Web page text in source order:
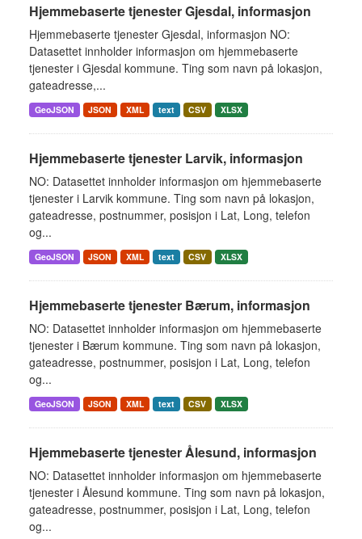
Hjemmebaserte tjenester Gjesdal, informasjon
Hjemmebaserte tjenester Gjesdal, informasjon NO:
Datasettet innholder informasjon om hjemmebaserte
tjenester i Gjesdal kommune. Ting som navn på lokasjon,
gateadresse,...
GeoJSON JSON XML text CSV XLSX
Hjemmebaserte tjenester Larvik, informasjon
NO: Datasettet innholder informasjon om hjemmebaserte
tjenester i Larvik kommune. Ting som navn på lokasjon,
gateadresse, postnummer, posisjon i Lat, Long, telefon
og...
GeoJSON JSON XML text CSV XLSX
Hjemmebaserte tjenester Bærum, informasjon
NO: Datasettet innholder informasjon om hjemmebaserte
tjenester i Bærum kommune. Ting som navn på lokasjon,
gateadresse, postnummer, posisjon i Lat, Long, telefon
og...
GeoJSON JSON XML text CSV XLSX
Hjemmebaserte tjenester Ålesund, informasjon
NO: Datasettet innholder informasjon om hjemmebaserte
tjenester i Ålesund kommune. Ting som navn på lokasjon,
gateadresse, postnummer, posisjon i Lat, Long, telefon
og...